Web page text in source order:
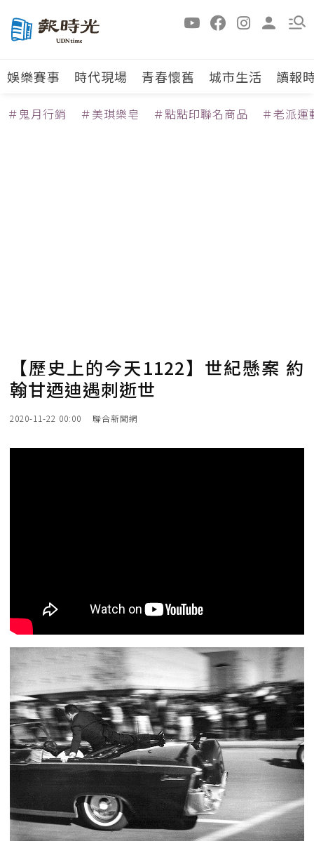
娛樂賽事 時代現場 青春懷舊 城市生活 讀報
＃鬼月行銷 ＃美琪樂皂 ＃點點印聯名商品 ＃老派運
【歷史上的今天1122】世紀懸案 約
翰甘迺迪遇刺逝世
2020-11-22 00:00 聯合新聞網